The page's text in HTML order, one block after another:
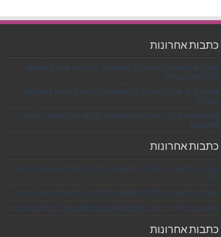
כתבות אחרונות
עגורנים להשכרה: המדריך המקצועי לבחירת פתרון ההנפה
לפרויקט הבנייה
עגורנים יד שנייה: המדריך המקצועי לבחירה נכונה בפרויקט
הבנייה
מתקן הזנה פידר: ייעול הלוגיסטיקה והבטיחות באתרי בנייה
מורכבים
כתבות אחרונות
עגורנים להשכרה: המדריך המקצועי לבחירת פתרון ההנפה לפרויקט
הבנייה
עגורנים יד שנייה: המדריך המקצועי לבחירה נכונה בפרויקט הבנייה
מתקן הזנה פידר: ייעול הלוגיסטיקה והבטיחות באתרי בנייה מורכבים
כתבות אחרונות